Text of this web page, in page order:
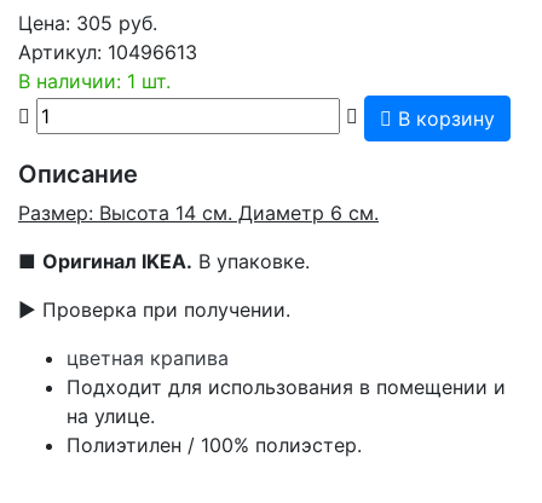
Цена: 305 руб.
Артикул: 10496613
В наличии: 1 шт.
В корзину
Описание
Размер: Высота 14 см. Диаметр 6 см.
■ Оригинал IKEA. В упаковке.
▶ Проверка при получении.
цветная крапива
Подходит для использования в помещении и
на улице.
Полиэтилен / 100% полиэстер.